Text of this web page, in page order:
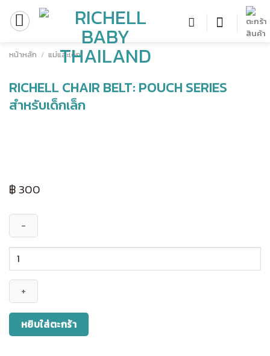
หน้าหลัก / แม่และเด็ก
RICHELL CHAIR BELT: POUCH SERIES
สำหรับเด็กเล็ก
฿300
จำนวน
Richell
Chair
belt:
series
สำหรับ
หยิบใส่ตะกร้า